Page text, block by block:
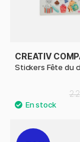
CREATIV
Stickers Fête du